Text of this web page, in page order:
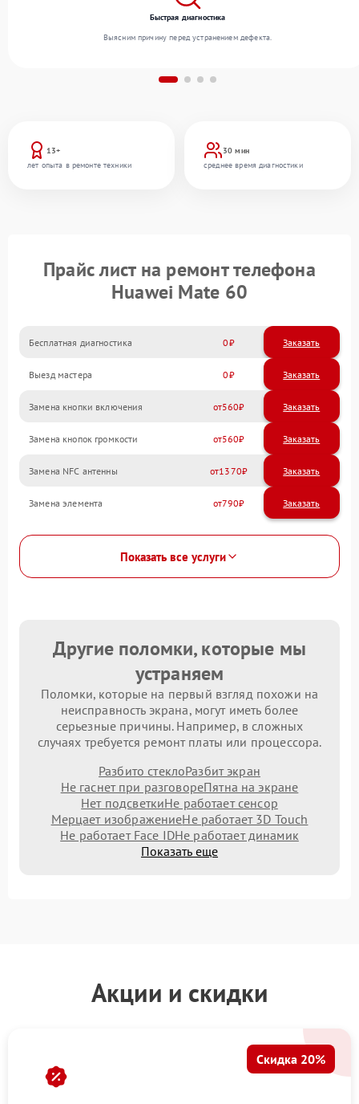
13+
лет опыта в ремонте техники
30 мин
среднее время диагностики
Быстрая диагностика
Выясним причину перед устранением дефекта.
Прайс лист на ремонт телефона
Huawei Mate 60
Бесплатная диагностика 0 Заказать
Выезд мастера 0 Заказать
Замена кнопки включения 560
Замена кнопок громкости 560
Замена NFC антенны 1370
Замена элемента 790
Показать все услуги
Другие поломки, которые мы
устраняем
Поломки, которые на первый взгляд похожи на
неисправность экрана, могут иметь более
серьезные причины. Например, в сложных
случаях требуется ремонт платы или процессора.
Разбито стеклоРазбит экран
Не гаснет при разговореПятна на экране
Нет подсветкиНе работает сенсор
Мерцает изображениеНе работает 3D Touch
Не работает Face IDНе работает динамик
Показать еще
Акции и скидки
Скидка 20%